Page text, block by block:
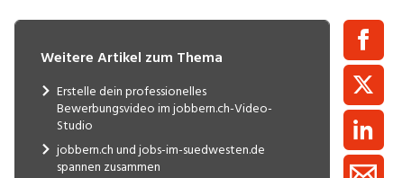
Weitere Artikel zum Thema
Erstelle dein professionelles
Bewerbungsvideo im jobbern.ch-Video-
Studio
jobbern.ch und jobs-im-suedwesten.de
spannen zusammen